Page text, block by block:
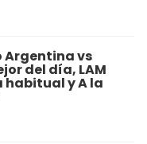
Argentina vs
del día, LAM
habitual y A la